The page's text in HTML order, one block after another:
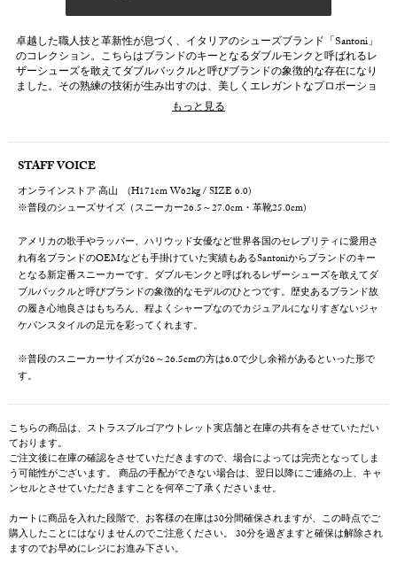
卓越した職人技と革新性が息づく、イタリアのシューズブランド「Santoni」
のコレクション。こちらはブランドのキーとなるダブルモンクと呼ばれるレ
ザーシューズを敢えてダブルバックルと呼びブランドの象徴的な存在になり
ました。その熟練の技術が生み出すのは、美しくエレガントなプロポーショ
ン。足を包み込むようなフィット感とともに、軽やかさと返りの良さを兼ね
洗練されたデザインと快適な履き心地を両立。あらゆるシーンで足元をワン
ランク上の佇まいに引き上げます。
もっと見る
STAFF VOICE
オンラインストア 高山 (H171cm W62kg / SIZE 6.0)
※普段のシューズサイズ（スニーカー26.5～27.0cm・革靴25.0cm)
アメリカの歌手やラッパー、ハリウッド女優など世界各国のセレブリティに愛用さ
れ有名ブランドのOEMなども手掛けていた実績もあるSantoniからブランドのキー
となる新定番スニーカーです。ダブルモンクと呼ばれるレザーシューズを敢えてダ
ブルバックルと呼びブランドの象徴的なモデルのひとつです。歴史あるブランド故
の履き心地良さはもちろん、程よくシャープなのでカジュアルになりすぎないジャ
ケパンスタイルの足元を彩ってくれます。
※普段のスニーカーサイズが26～26.5cmの方は6.0で少し余裕があるといった形で
す。
こちらの商品は、ストラスブルゴアウトレット実店舗と在庫の共有をさせていただい
ております。
ご注文後に在庫の確認をさせていただきますので、場合によっては完売となってしま
う可能性がございます。 商品の手配ができない場合は、翌日以降にご連絡の上、キャ
ンセルとさせていただきますことを何卒ご了承くださいませ。
カートに商品を入れた段階で、お客様の在庫は30分間確保されますが、この時点でご
購入したことにはなりませんのでご注意ください。 30分を過ぎますと確保は解除され
ますのでお早めにレジにお進み下さい。